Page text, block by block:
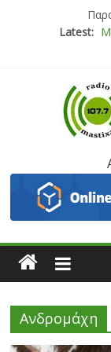
Latest:
Ανδρομάχη